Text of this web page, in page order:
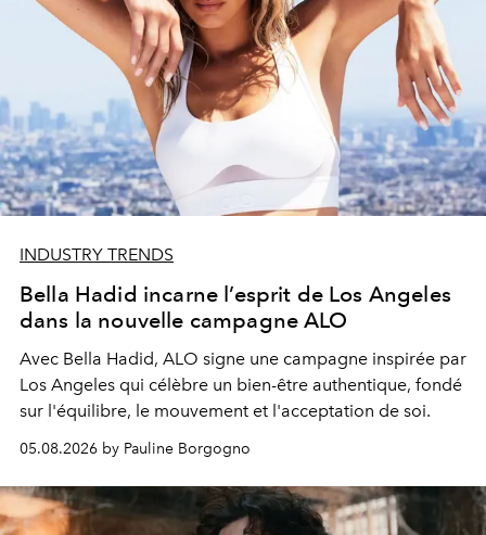
INDUSTRY TRENDS
Bella Hadid incarne l’esprit de Los Angeles
dans la nouvelle campagne ALO
Avec Bella Hadid, ALO signe une campagne inspirée par
Los Angeles qui célèbre un bien-être authentique, fondé
sur l'équilibre, le mouvement et l'acceptation de soi.
05.08.2026 by Pauline Borgogno